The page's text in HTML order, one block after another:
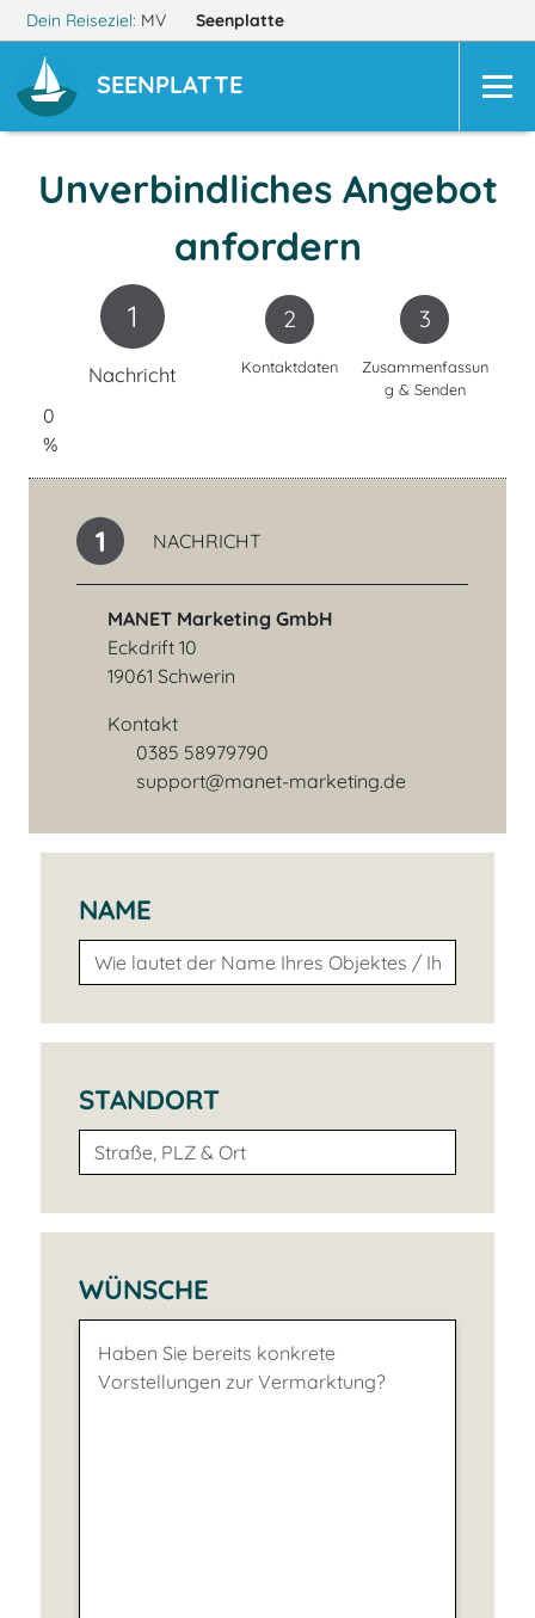
Dein Reiseziel: MV Seenplatte
SEENPLATTE
Unverbindliches Angebot
anfordern
1
Nachricht
2
Kontaktdaten
3
Zusammenfassun
g & Senden
0
%
1 NACHRICHT
MANET Marketing GmbH
Eckdrift 10
19061 Schwerin
Kontakt
Telefonnummer
0385 58979790
E-Mail-Adresse
support@manet-marketing.de
NAME
STANDORT
WÜNSCHE